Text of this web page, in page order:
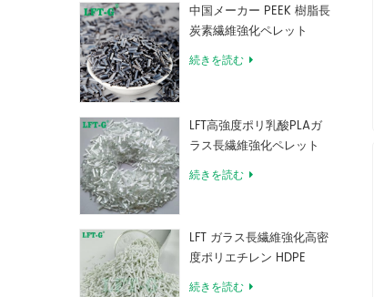
中国メーカー PEEK 樹脂長
炭素繊維強化ペレット
続きを読む
LFT高強度ポリ乳酸PLAガ
ラス長繊維強化ペレット
続きを読む
LFT ガラス長繊維強化高密
度ポリエチレン HDPE
続きを読む